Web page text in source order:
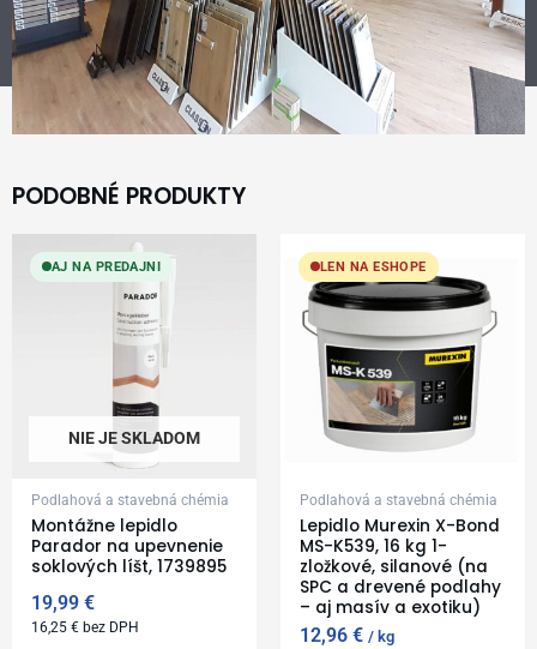
PODOBNÉ PRODUKTY
AJ NA PREDAJNI
NIE JE SKLADOM
Podlahová a stavebná chémia
Montážne lepidlo
Parador na upevnenie
soklových líšt, 1739895
19,99€
16,25€ bez DPH
LEN NA ESHOPE
Podlahová a stavebná chémia
Lepidlo Murexin X-Bond
MS-K539, 16 kg 1-
zložkové, silanové (na
SPC a drevené podlahy
– aj masív a exotiku)
12,96€ kg